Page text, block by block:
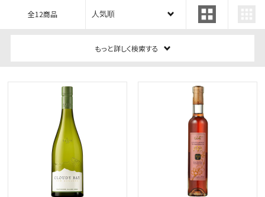
カテゴリー ブランド 特集
から探す
全12商品
もっと詳しく検索する